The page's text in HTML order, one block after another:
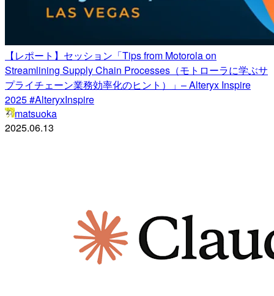
【レポート】セッション「Tips from Motorola on
Streamlining Supply Chain Processes（モトローラに学ぶサ
プライチェーン業務効率化のヒント）」– Alteryx Inspire
2025 #AlteryxInspire
matsuoka
2025.06.13